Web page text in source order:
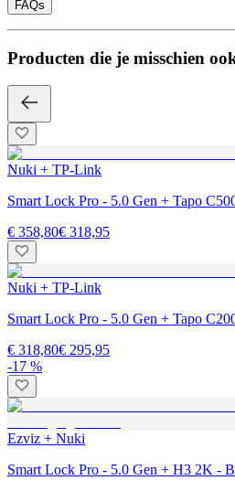
FAQs
Producten die je misschien
Nuki + TP-Link
Smart Lock Pro - 5.0 Gen + Tapo
€ 358,80€ 318,95
Nuki + TP-Link
Smart Lock Pro - 5.0 Gen + Tapo
€ 318,80€ 295,95
-17 %
Ezviz + Nuki
Smart Lock Pro - 5.0 Gen + H3 2K -